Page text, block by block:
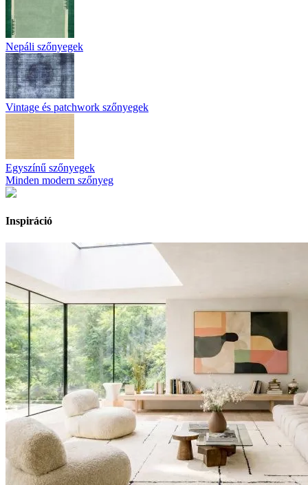
Nepáli szőnyegek
Vintage és patchwork szőnyegek
Egyszínű szőnyegek
Minden modern szőnyeg
Inspiráció